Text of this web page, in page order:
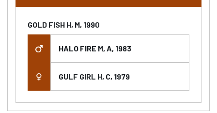
GOLD FISH H, M, 1990
HALO FIRE M, A, 1983
GULF GIRL H, C, 1979